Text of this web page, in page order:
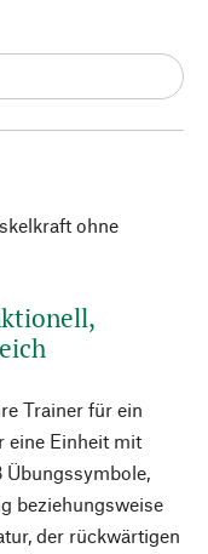
ohne
Trainer für ein
eine Einheit mit
Übungssymbole,
beziehungsweise
der rückwärtigen